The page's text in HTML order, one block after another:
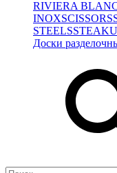
RIVIERA
INOXSCISSORS
STEELSSTEAK
Доски